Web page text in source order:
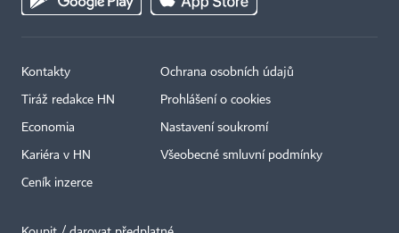
Kontakty
Tiráž redakce HN
Economia
Kariéra v HN
Ceník inzerce
Ochrana osobních údajů
Prohlášení o cookies
Nastavení soukromí
Všeobecné smluvní podmínky